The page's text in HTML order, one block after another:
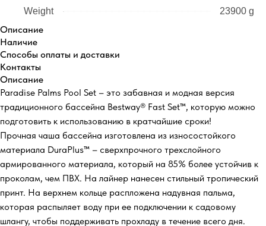
Weight
23900 g
Описание
Наличие
Способы оплаты и доставки
Контакты
Описание
Paradise Palms Pool Set – это забавная и модная версия
традиционного бассейна Bestway® Fast Set™, которую можно
подготовить к использованию в кратчайшие сроки!
Прочная чаша бассейна изготовлена из износостойкого
материала DuraPlus™ – сверхпрочного трехслойного
армированного материала, который на 85% более устойчив к
проколам, чем ПВХ. На лайнер нанесен стильный тропический
принт. На верхнем кольце распложена надувная пальма,
которая распыляет воду при ее подключении к садовому
шлангу, чтобы поддерживать прохладу в течение всего дня.